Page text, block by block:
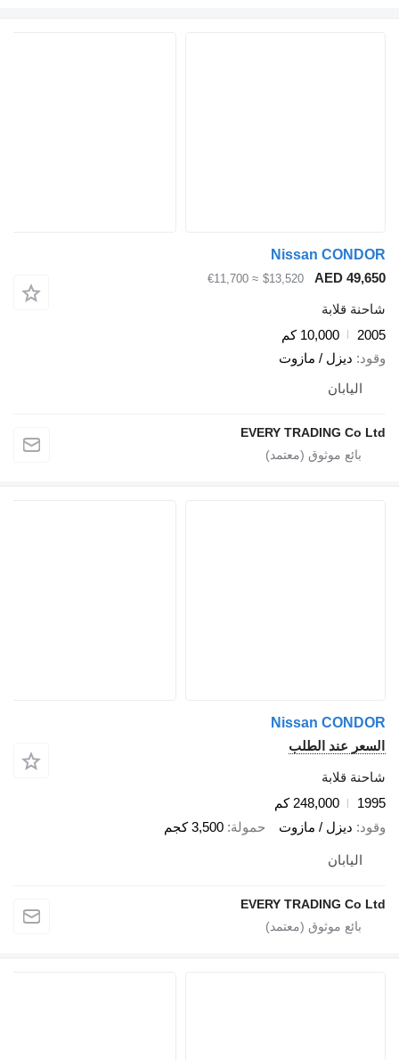
Nissan
$13,520
≈ €11,700
10,000 كم
/ مازوت
EVERY
Nissan
الطلب
248,000 كم
/ مازوت
حمولة 3,500 كجم
EVERY